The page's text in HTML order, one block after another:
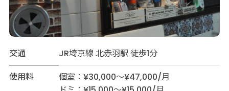
交通
JR埼京線 北赤羽駅 徒歩1分
使用料
個室：¥30,000～¥47,000/月